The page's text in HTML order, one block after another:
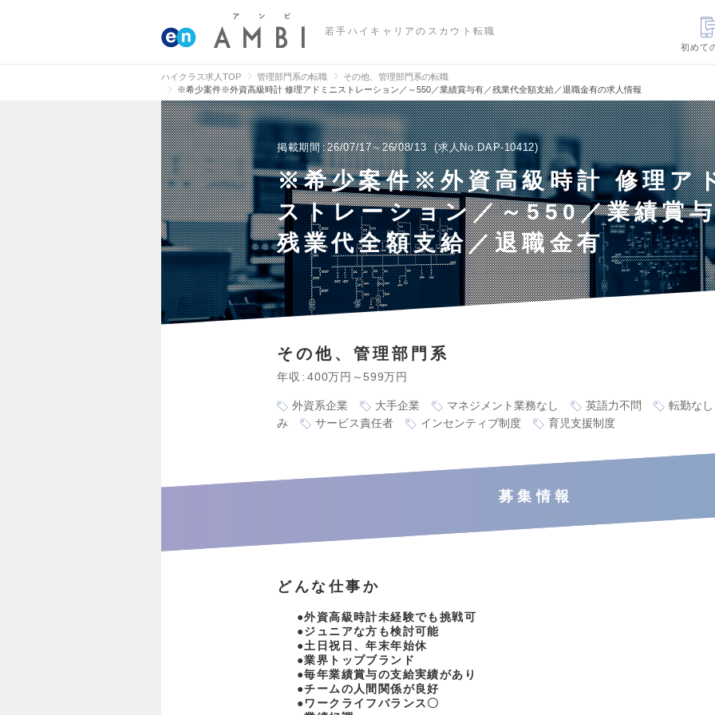
若手ハイキャリアのスカウト転職
初めて
ハイクラス求人TOP 管理部門系の転職
その他、管理部門系の転職
※希少案件※外資高級時計 修理アドミニストレーション／～550／業績賞与有／残業代全額支給／退職金有の求人情報
掲載期間 26/07/17～26/08/13 求人No.DAP-10412
※希少案件※外資高級時計 修理ア
ストレーション／～550／業績賞
残業代全額支給／退職金有
その他、管理部門系
年収 400万円～599万円
外資系企業 大手企業 マネジメント業務なし 英語力不問
転勤なし
み
サービス責任者 インセンティブ制度 育児支援制度
募集情報
どんな仕事か
●外資高級時計未経験でも挑戦可
●ジュニアな方も検討可能
●土日祝日、年末年始休
●業界トップブランド
●毎年業績賞与の支給実績があり
●チームの人間関係が良好
●ワークライフバランス〇